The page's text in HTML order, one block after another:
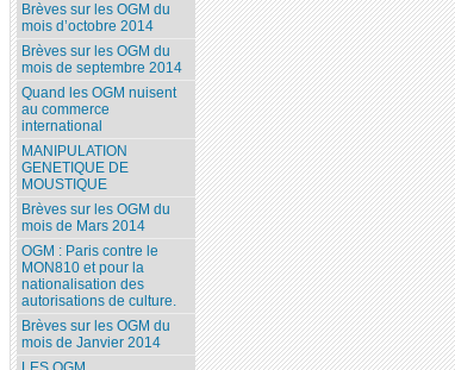
Brèves sur les OGM du
mois d’octobre 2014
Brèves sur les OGM du
mois de septembre 2014
Quand les OGM nuisent
au commerce
international
MANIPULATION
GENETIQUE DE
MOUSTIQUE
Brèves sur les OGM du
mois de Mars 2014
OGM : Paris contre le
MON810 et pour la
nationalisation des
autorisations de culture.
Brèves sur les OGM du
mois de Janvier 2014